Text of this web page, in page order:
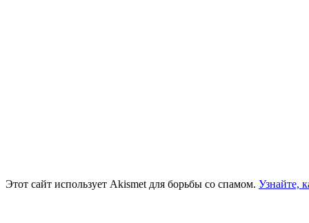
Этот сайт использует Akismet для борьбы со спамом. Узнайте,